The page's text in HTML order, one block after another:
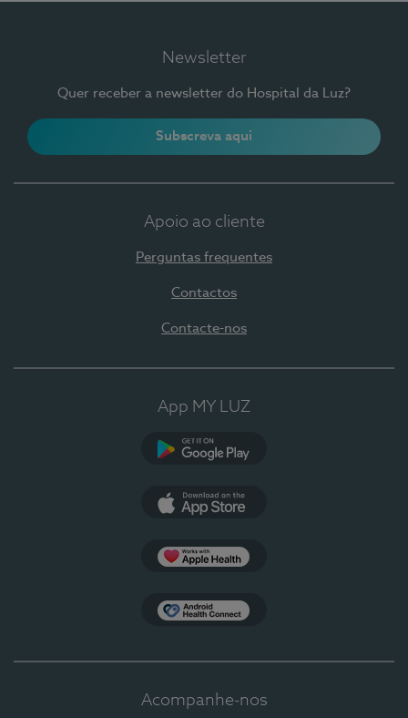
Newsletter
Quer receber a newsletter do Hospital da Luz?
Subscreva aqui
Apoio ao cliente
Perguntas frequentes
Contactos
Contacte-nos
App MY LUZ
Acompanhe-nos